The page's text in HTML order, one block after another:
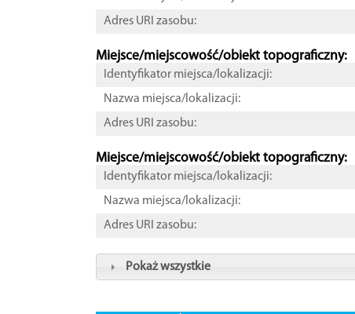
Adres URI zasobu:
Miejsce/miejscowość/obiekt topograficzny:
Identyfikator miejsca/lokalizacji:
Nazwa miejsca/lokalizacji:
Adres URI zasobu:
Miejsce/miejscowość/obiekt topograficzny:
Identyfikator miejsca/lokalizacji:
Nazwa miejsca/lokalizacji:
Adres URI zasobu:
Pokaż wszystkie